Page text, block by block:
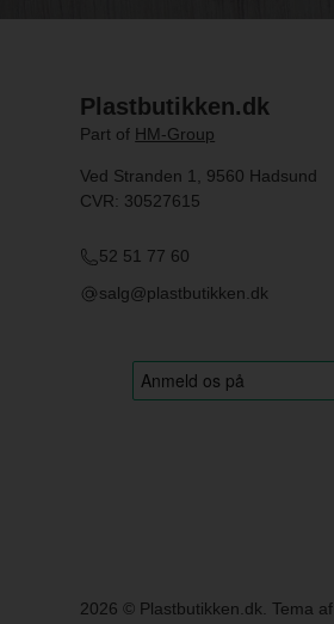
Plastbutikken.dk
Part of HM-Group
Ved Stranden 1, 9560 Hadsund
CVR: 30527615
52 51 77 60
salg@plastbutikken.dk
2026 © Plastbutikken.dk. Tema af